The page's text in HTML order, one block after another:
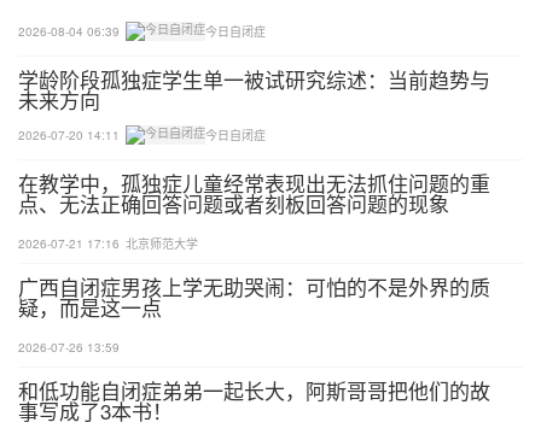
玩法：爸爸妈妈将双手抬起围成圆圈，让孩子将皮球
投进父母双手围成的篮球筐，篮筐要比孩子的身高高
一些。可以先让孩子离近一点，后面再慢慢的拉宽距
离。
05
猜猜看
训练目的：增进听觉理解力和听觉记忆力。
玩法：将不同材质的物品(绿豆、石子、纽扣等)装入
不同的瓶子，把口封紧。让宝宝把眼睛闭上，摇动瓶
子让孩子区辨各种不同声音，让宝宝猜一猜晃动的发
2026-08-04 06:39 今日自闭症
学龄阶段孤独症学生单一被试研究综述：当前趋势与
未来方向
2026-07-20 14:11 今日自闭症
在教学中，孤独症儿童经常表现出无法抓住问题的重
点、无法正确回答问题或者刻板回答问题的现象
2026-07-21 17:16 北京师范大学
广西自闭症男孩上学无助哭闹：可怕的不是外界的质
疑，而是这一点
2026-07-26 13:59
和低功能自闭症弟弟一起长大，阿斯哥哥把他们的故
事写成了3本书！